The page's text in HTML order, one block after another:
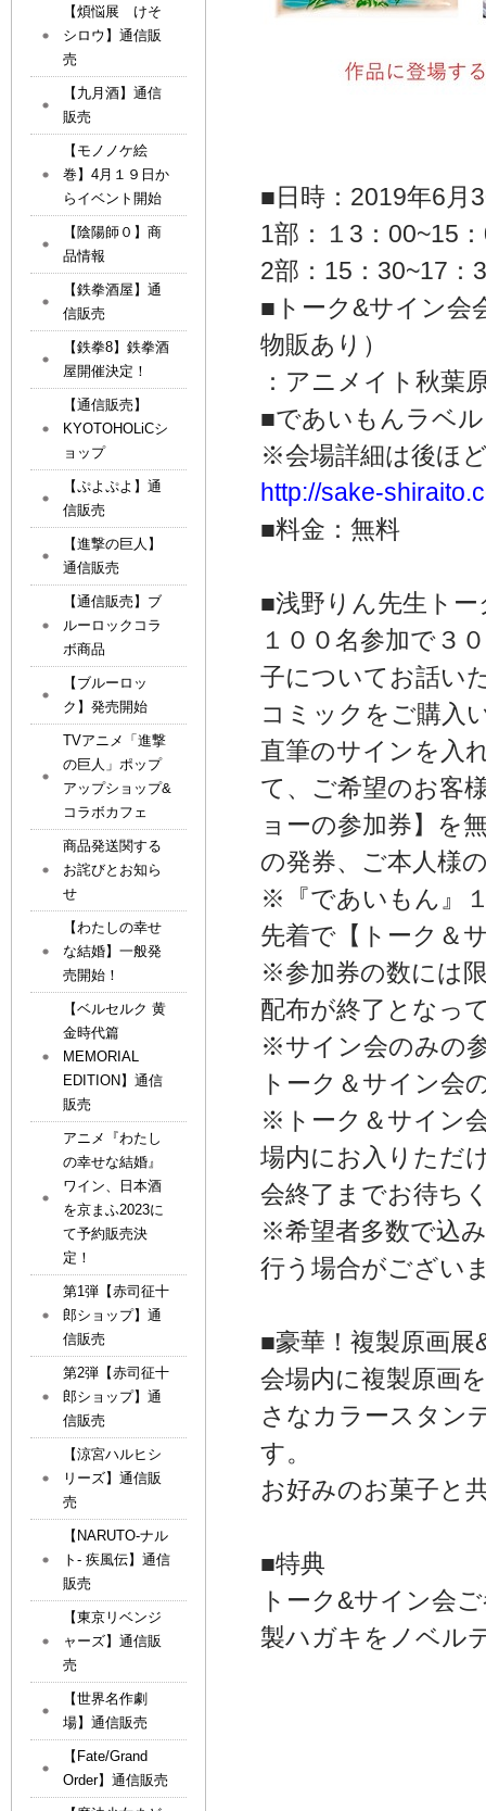
■日時：2019年6月
1部：１3：00~15
2部：15：30~17：
■トーク&サイン会
物販あり）
：アニメイト秋葉
■であいもんラベ
※会場詳細は後ほ
http://sake-
■料金：無料
■浅野りん先生ト
１００名参加で３
子についてお話い
コミックをご購入
直筆のサインを入
て、ご希望のお客
ョーの参加券】を
の発券、ご本人様
※『であいもん』
先着で【トーク＆
※参加券の数には
配布が終了となっ
※サイン会のみの
トーク＆サイン会
※トーク＆サイン
場内にお入りただ
会終了までお待ち
※希望者多数で込
行う場合がござい
■豪華！複製原画
会場内に複製原画
さなカラースタン
す。
お好みのお菓子と
■特典
トーク&サイン会
製ハガキをノベル
【煩悩展 けそ
シロウ】通信販
売
【九月酒】通信
販売
【モノノケ絵
巻】4月１９日か
らイベント開始
【陰陽師０】商
品情報
【鉄拳酒屋】通
信販売
【鉄拳8】鉄拳酒
屋開催決定！
【通信販売】
KYOTOHOLiCシ
ョップ
【ぷよぷよ】通
信販売
【進撃の巨人】
通信販売
【通信販売】ブ
ルーロックコラ
ボ商品
【ブルーロッ
ク】発売開始
TVアニメ「進撃
の巨人」ポップ
アップショップ&
コラボカフェ
商品発送関する
お詫びとお知ら
せ
【わたしの幸せ
な結婚】一般発
売開始！
【ベルセルク 黄
金時代篇
MEMORIAL
EDITION】通信
販売
アニメ『わたし
の幸せな結婚』
ワイン、日本酒
を京まふ2023に
て予約販売決
定！
第1弾【赤司征十
郎ショップ】通
信販売
第2弾【赤司征十
郎ショップ】通
信販売
【涼宮ハルヒシ
リーズ】通信販
売
【NARUTO-ナル
ト- 疾風伝】通信
販売
【東京リベンジ
ャーズ】通信販
売
【世界名作劇
場】通信販売
【Fate/Grand
Order】通信販売